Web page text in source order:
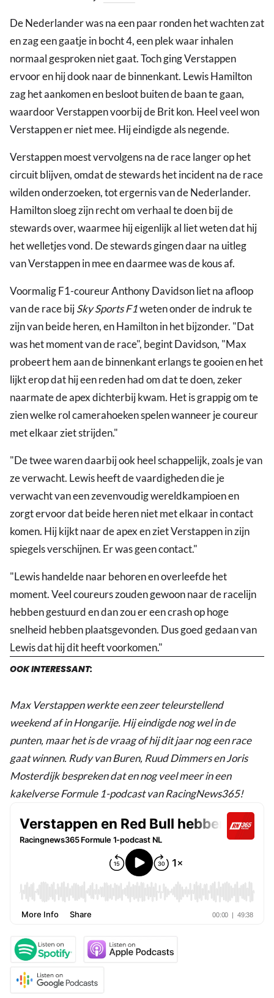
De Nederlander was na een paar ronden het wachten zat
en zag een gaatje in bocht 4, een plek waar inhalen
normaal gesproken niet gaat. Toch ging Verstappen
ervoor en hij dook naar de binnenkant. Lewis Hamilton
zag het aankomen en besloot buiten de baan te gaan,
waardoor Verstappen voorbij de Brit kon. Heel veel won
Verstappen er niet mee. Hij eindigde als negende.
Verstappen moest vervolgens na de race langer op het
circuit blijven, omdat de stewards het incident na de race
wilden onderzoeken, tot ergernis van de Nederlander.
Hamilton sloeg zijn recht om verhaal te doen bij de
stewards over, waarmee hij eigenlijk al liet weten dat hij
het welletjes vond. De stewards gingen daar na uitleg
van Verstappen in mee en daarmee was de kous af.
Voormalig F1-coureur Anthony Davidson liet na afloop
van de race bijSky Sports F1weten onder de indruk te
zijn van beide heren, en Hamilton in het bijzonder. "Dat
was het moment van de race", begint Davidson, "Max
probeert hem aan de binnenkant erlangs te gooien en het
lijkt erop dat hij een reden had om dat te doen, zeker
naarmate de apex dichterbij kwam. Het is grappig om te
zien welke rol camerahoeken spelen wanneer je coureur
met elkaar ziet strijden."
"De twee waren daarbij ook heel schappelijk, zoals je van
ze verwacht. Lewis heeft de vaardigheden die je
verwacht van een zevenvoudig wereldkampioen en
zorgt ervoor dat beide heren niet met elkaar in contact
komen. Hij kijkt naar de apex en ziet Verstappen in zijn
spiegels verschijnen. Er was geen contact."
"Lewis handelde naar behoren en overleefde het
moment. Veel coureurs zouden gewoon naar de racelijn
hebben gestuurd en dan zou er een crash op hoge
snelheid hebben plaatsgevonden. Dus goed gedaan van
Lewis dat hij dit heeft voorkomen."
OOK INTERESSANT:
Max Verstappen werkte een zeer teleurstellend
weekend af in Hongarije. Hij eindigde nog wel in de
punten, maar het is de vraag of hij dit jaar nog een race
gaat winnen. Rudy van Buren, Ruud Dimmers en Joris
Mosterdijk bespreken dat en nog veel meer in een
kakelverse Formule 1-podcast van RacingNews365!